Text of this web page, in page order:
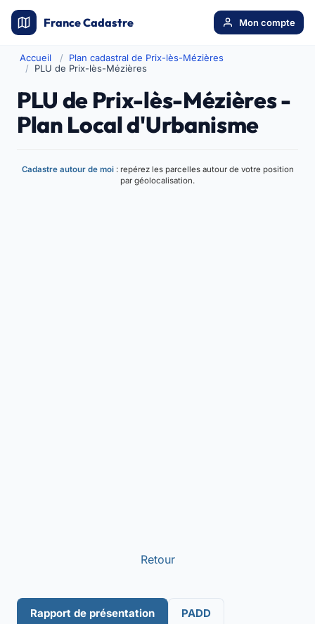
France Cadastre Mon compte
Accueil
Plan cadastral de Prix-lès-Mézières
PLU de Prix-lès-Mézières
PLU de Prix-lès-Mézières -
Plan Local d'Urbanisme
Cadastre autour de moi: repérez les parcelles autour de votre position
par géolocalisation.
Retour
Rapport de présentation PADD